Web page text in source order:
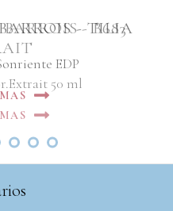
- TILIA
EDP
- B683
50 ml